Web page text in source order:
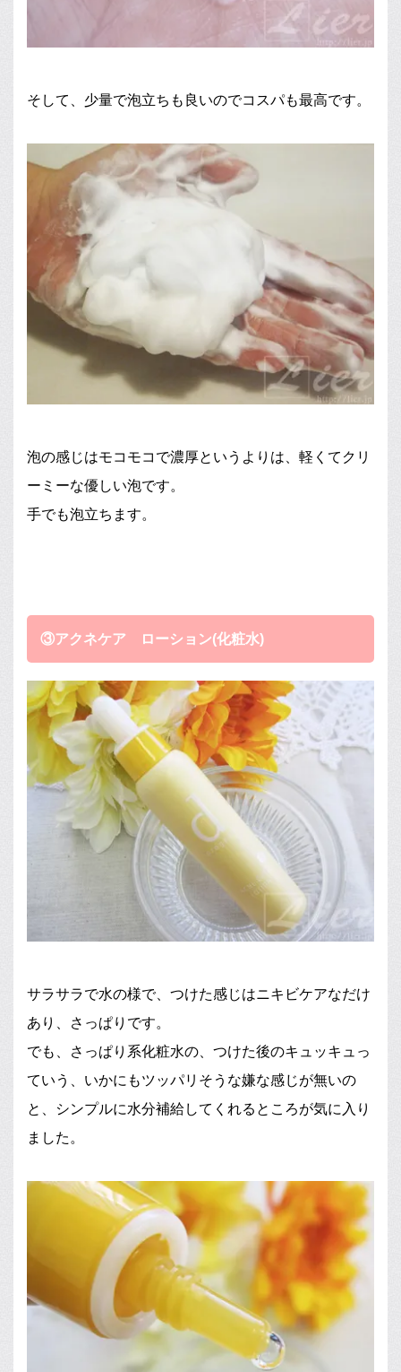
そして、少量で泡立ちも良いのでコスパも最高です。
泡の感じはモコモコで濃厚というよりは、軽くてクリ
ーミーな優しい泡です。
手でも泡立ちます。
③アクネケア ローション(化粧水)
サラサラで水の様で、つけた感じはニキビケアなだけ
あり、さっぱりです。
でも、さっぱり系化粧水の、つけた後のキュッキュっ
ていう、いかにもツッパリそうな嫌な感じが無いの
と、シンプルに水分補給してくれるところが気に入り
ました。